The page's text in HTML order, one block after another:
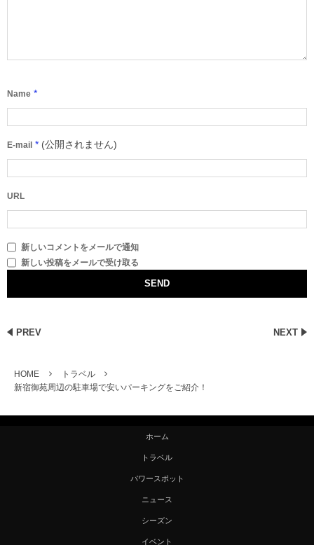
Name *
E-mail * (公開されません)
URL
新しいコメントをメールで通知
新しい投稿をメールで受け取る
PREV NEXT
HOME
トラベル
新宿御苑周辺の駐車場で安いパーキングをご紹介！
ホーム
トラベル
パワースポット
ニュース
シーズン
イベント